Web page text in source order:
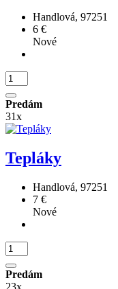
Handlová, 97251
6 €
Nové
Predám
31x
Tepláky
Handlová, 97251
7 €
Nové
Predám
23x